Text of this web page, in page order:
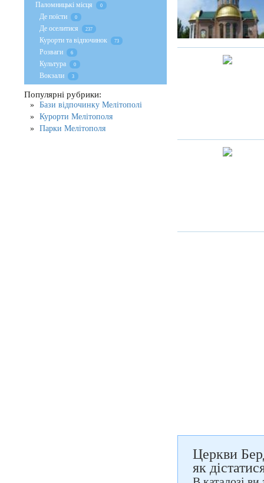
Церкви
як
Паломницькі місця 0
Де поїсти 0
Де оселитися 237
Курорти та відпочинок 73
Розваги 6
Культура 0
Вокзали 3
Популярні рубрики:
Бази відпочинку Мелітополі
Курорти Мелітополя
Парки Мелітополя